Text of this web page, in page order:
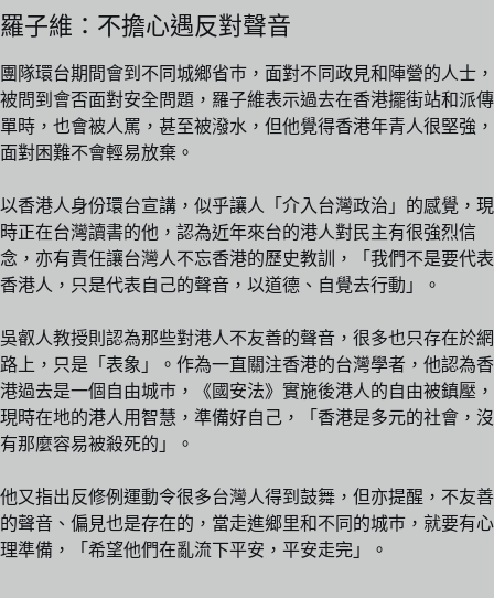
羅子維：不擔心遇反對聲音
團隊環台期間會到不同城鄉省巿，面對不同政見和陣營的人士，
被問到會否面對安全問題，羅子維表示過去在香港擺街站和派傳
單時，也會被人罵，甚至被潑水，但他覺得香港年青人很堅強，
面對困難不會輕易放棄。
以香港人身份環台宣講，似乎讓人「介入台灣政治」的感覺，現
時正在台灣讀書的他，認為近年來台的港人對民主有很強烈信
念，亦有責任讓台灣人不忘香港的歷史教訓，「我們不是要代表
香港人，只是代表自己的聲音，以道德、自覺去行動」。
吳叡人教授則認為那些對港人不友善的聲音，很多也只存在於網
路上，只是「表象」。作為一直關注香港的台灣學者，他認為香
港過去是一個自由城巿，《國安法》實施後港人的自由被鎮壓，
現時在地的港人用智慧，準備好自己，「香港是多元的社會，沒
有那麼容易被殺死的」。
他又指出反修例運動令很多台灣人得到鼓舞，但亦提醒，不友善
的聲音、偏見也是存在的，當走進鄉里和不同的城巿，就要有心
理準備，「希望他們在亂流下平安，平安走完」。